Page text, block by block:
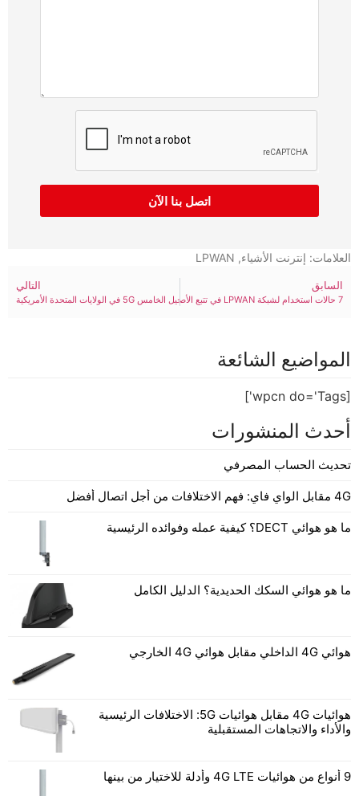
اتصل بنا الآن
العلامات: إنترنت الأشياء,
LPWAN
التالي
أفضل موردي ومصنعي هوائيات الجيل الخامس 5G في الولايات المتحدة الأمريكية
السابق
7 حالات استخدام لشبكة LPWAN في تتبع الأصول والخدمات اللوجستية
المواضيع الشائعة
[wpcn do='Tags']
أحدث المنشورات
تحديث الحساب المصرفي
4G مقابل الواي فاي: فهم الاختلافات من أجل اتصال أفضل
ما هو هوائي DECT؟ كيفية عمله وفوائده الرئيسية
ما هو هوائي السكك الحديدية؟ الدليل الكامل
هوائي 4G الداخلي مقابل هوائي 4G الخارجي
هوائيات 4G مقابل هوائيات 5G: الاختلافات الرئيسية
والأداء والاتجاهات المستقبلية
9 أنواع من هوائيات 4G LTE وأدلة للاختيار من بينها